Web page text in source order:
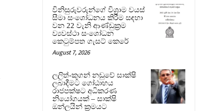
විනිසුරුවරුන්ගේ විශ්‍රාම වයස්
සීමා සංශෝධනය කිරීම සඳහා
වන 22 වැනි ආණ්ඩුක්‍රම
ව්‍යවස්ථා සංශෝධන
කෙටුම්පත ගැසට් කෙරේ
August 7, 2026
ලලිත්-කූගන් නඩුවේ සාක්ෂි
ලබාදීමට ගෝඨාභය
රාජපක්ෂට අධිකරණ
නියෝගයක් – සාක්ෂි
ඔන්ලයින් ක්‍රමයට